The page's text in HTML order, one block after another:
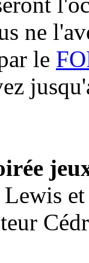
ne
le
Lewis